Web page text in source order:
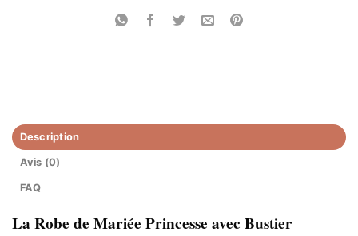
Description
Avis (0)
FAQ
La Robe de Mariée Princesse avec Bustier